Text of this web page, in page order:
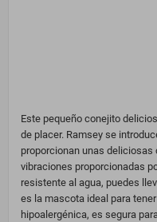
Este pequeño conejito
de placer. Ramsey se
proporcionan unas
vibraciones proporcionadas
resistente al agua, puedes
es la mascota ideal para
hipoalergénica, es segura